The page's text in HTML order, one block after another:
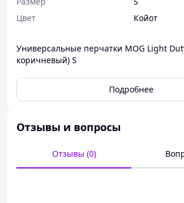
Цвет
Койот
Универсальные перчатки MOG Light
коричневый) S
Подробнее
Отзывы и вопросы
Отзывы (0)